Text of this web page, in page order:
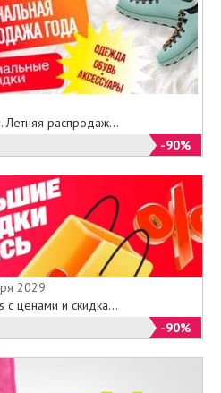
Летняя распродаж...
-90%
2029
с ценами и скидка...
-90%